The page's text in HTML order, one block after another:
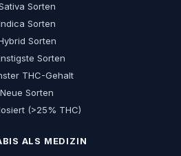
Sorten
Sorten
Sorten
Sorten
THC-Gehalt
Neue Sorten
(>25% THC)
ALS MEDIZIN